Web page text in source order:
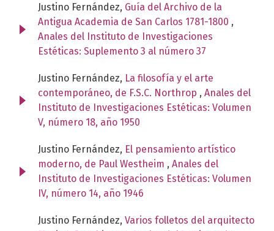
Justino Fernández, Guía del Archivo de la
Antigua Academia de San Carlos 1781-1800 ,
Anales del Instituto de Investigaciones
Estéticas: Suplemento 3 al número 37
Justino Fernández, La filosofía y el arte
contemporáneo, de F.S.C. Northrop , Anales del
Instituto de Investigaciones Estéticas: Volumen
V, número 18, año 1950
Justino Fernández, El pensamiento artístico
moderno, de Paul Westheim , Anales del
Instituto de Investigaciones Estéticas: Volumen
IV, número 14, año 1946
Justino Fernández, Varios folletos del arquitecto